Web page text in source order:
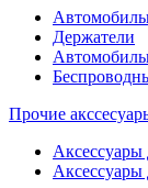
Держатели
Прочие
Аксессуары
Аксессуары